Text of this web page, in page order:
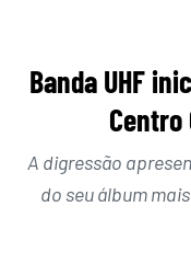
Banda UHF
A digressão
do seu álbum